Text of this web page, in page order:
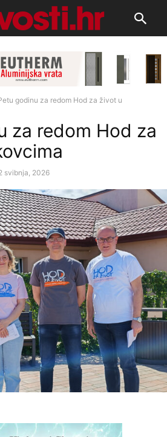
godinu za redom Hod za život u
za redom Hod za
svibnja, 2026